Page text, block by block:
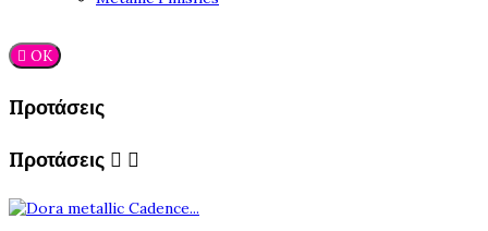
 OK
Προτάσεις
Προτάσεις  